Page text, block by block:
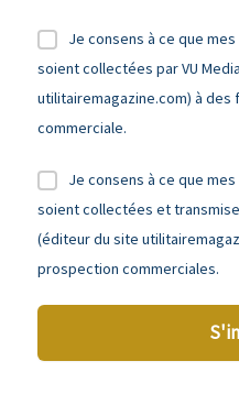
Je consens à ce que
soient collectées par VU
utilitairemagazine.com) à
commerciale.
Je consens à ce que
soient collectées et
(éditeur du site
prospection commerciales.